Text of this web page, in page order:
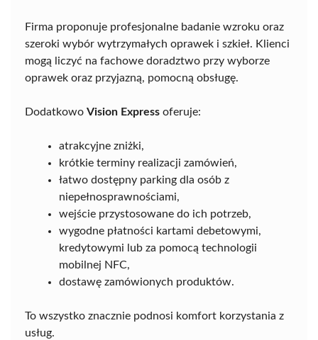
Firma proponuje profesjonalne badanie wzroku oraz
szeroki wybór wytrzymałych oprawek i szkieł. Klienci
mogą liczyć na fachowe doradztwo przy wyborze
oprawek oraz przyjazną, pomocną obsługę.
Dodatkowo Vision Express oferuje:
atrakcyjne zniżki,
krótkie terminy realizacji zamówień,
łatwo dostępny parking dla osób z
niepełnosprawnościami,
wejście przystosowane do ich potrzeb,
wygodne płatności kartami debetowymi,
kredytowymi lub za pomocą technologii
mobilnej NFC,
dostawę zamówionych produktów.
To wszystko znacznie podnosi komfort korzystania z
usług.